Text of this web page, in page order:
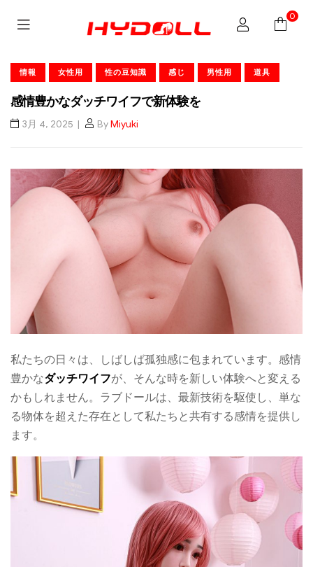
0
情報 女性用 性の豆知識 感じ 男性用 道具
感情豊かなダッチワイフで新体験を
3月 4, 2025 ByMiyuki
私たちの日々は、しばしば孤独感に包まれています。感情
豊かなダッチワイフが、そんな時を新しい体験へと変える
かもしれません。ラブドールは、最新技術を駆使し、単な
る物体を超えた存在として私たちと共有する感情を提供し
ます。